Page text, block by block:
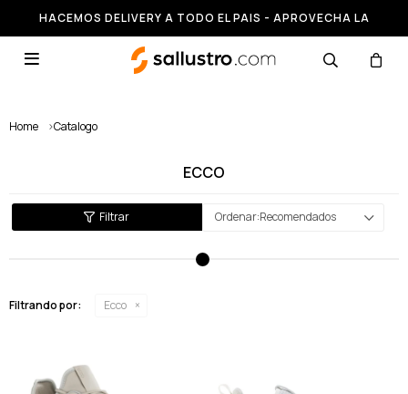
HACEMOS DELIVERY A TODO EL PAIS - APROVECHA LA
RUNNING HASTA 50% OFF

Home >Catalogo
ECCO
Recomendados
Filtrando por: Ecco